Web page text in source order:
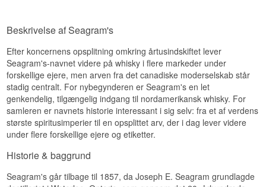
Næse
Duften byder på korn, karamel og et strejf rug.
Smag
Smagen er blød med vanilje, honning og let
krydderi.
Beskrivelse af Seagram's
Efter koncernens opsplitning omkring årtusindskiftet lever
Seagram's-navnet videre på whisky i flere markeder under
forskellige ejere, men arven fra det canadiske moderselskab står
stadig centralt. For nybegynderen er Seagram's en let
genkendelig, tilgængelig indgang til nordamerikansk whisky. For
samleren er navnets historie interessant i sig selv: fra et af verdens
største spiritusimperier til en opsplittet arv, der i dag lever videre
under flere forskellige ejere og etiketter.
Historie & baggrund
Seagram's går tilbage til 1857, da Joseph E. Seagram grundlagde